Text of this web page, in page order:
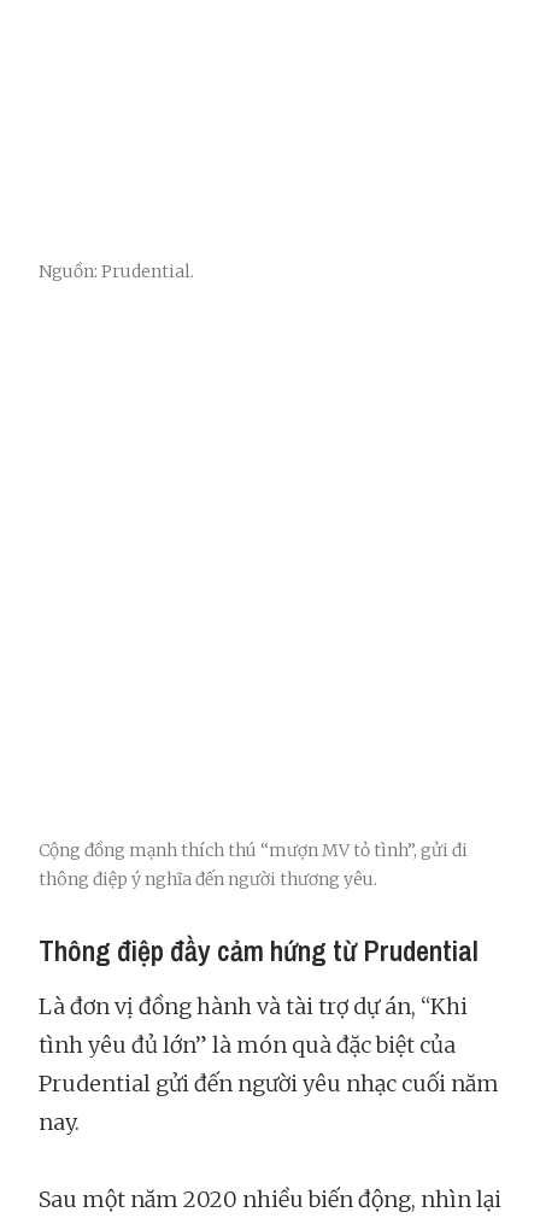
Nguồn: Prudential.
Cộng đồng mạnh thích thú “mượn MV tỏ tình”, gửi đi
thông điệp ý nghĩa đến người thương yêu.
Thông điệp đầy cảm hứng từ Prudential
Là đơn vị đồng hành và tài trợ dự án, “Khi
tình yêu đủ lớn” là món quà đặc biệt của
Prudential gửi đến người yêu nhạc cuối năm
nay.
Sau một năm 2020 nhiều biến động, nhìn lại